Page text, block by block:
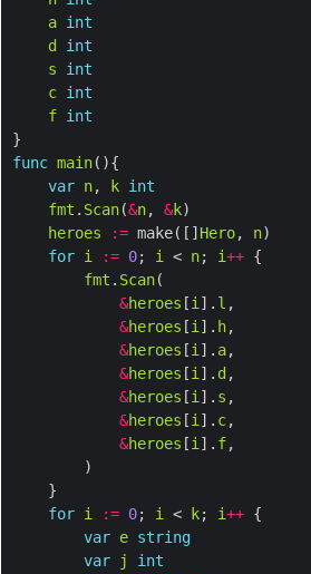
a int
d
int
s
int
c int
f int
func main
var n, k int
fmt . Scan(&n, &k
heroes
:= make([] Hero, n
for i := 0; i < n; i++
fmt . Scan
&heroes [i ]. l
&heroes [i ]. h
&heroes [i ]. a
&heroes [i ]. d
&heroes [i ]. s
&heroes [i ]. c
&heroes [i ]. f
for i := 0; i < k; i++
var e string
var
j
int